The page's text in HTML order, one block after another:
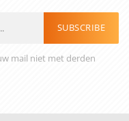
SUBSCRIBE
mail niet met derden